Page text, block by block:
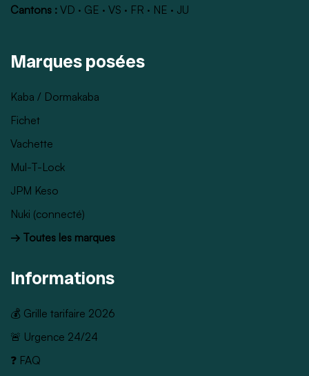
Cantons : VD · GE · VS · FR · NE · JU
Marques posées
Kaba / Dormakaba
Fichet
Vachette
Mul-T-Lock
JPM Keso
Nuki (connecté)
→ Toutes les marques
Informations
💰 Grille tarifaire 2026
🚨 Urgence 24/24
❓ FAQ